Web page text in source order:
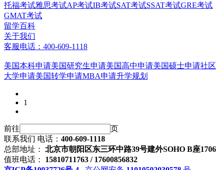
托福考试雅思考试AP考试IB考试SAT考试SSAT考试GRE考试
GMAT考试
留学百科
关于我们
客服电话：400-609-1118
美国本科申请美国研究生申请美国高中申请美国硕士申请社区
大学申请美国转学申请MBA申请升学规划
1
前往
页
联系我们 电话： 400-609-1118
总部地址： 北京市朝阳区东三环中路39号建外SOHO B座1706
值班电话： 15810711763 / 17600856832